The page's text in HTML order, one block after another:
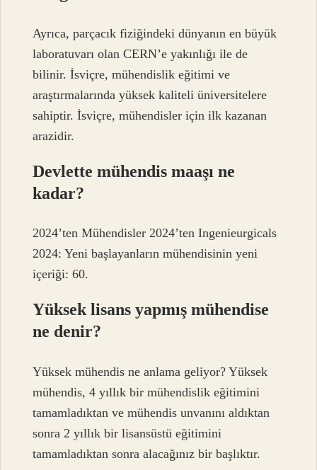
Ayrıca, parçacık fiziğindeki dünyanın en büyük
laboratuvarı olan CERN’e yakınlığı ile de
bilinir. İsviçre, mühendislik eğitimi ve
araştırmalarında yüksek kaliteli üniversitelere
sahiptir. İsviçre, mühendisler için ilk kazanan
arazidir.
Devlette mühendis maaşı ne
kadar?
2024’ten Mühendisler 2024’ten Ingenieurgicals
2024: Yeni başlayanların mühendisinin yeni
içeriği: 60.
Yüksek lisans yapmış mühendise
ne denir?
Yüksek mühendis ne anlama geliyor? Yüksek
mühendis, 4 yıllık bir mühendislik eğitimini
tamamladıktan ve mühendis unvanını aldıktan
sonra 2 yıllık bir lisansüstü eğitimini
tamamladıktan sonra alacağınız bir başlıktır.